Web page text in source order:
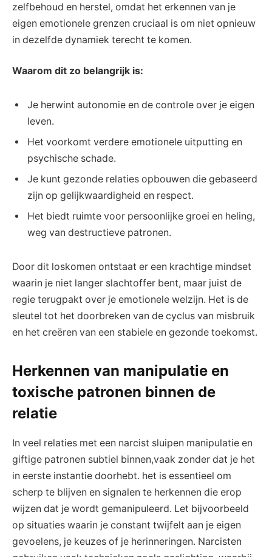
zelfbehoud en herstel, omdat het erkennen van je
eigen emotionele grenzen cruciaal is om niet opnieuw
in dezelfde dynamiek terecht te komen.
Waarom dit zo belangrijk is:
Je herwint autonomie en de controle over je eigen
leven.
Het voorkomt verdere emotionele uitputting en
psychische schade.
Je kunt gezonde relaties opbouwen die gebaseerd
zijn op gelijkwaardigheid en respect.
Het biedt ruimte voor persoonlijke groei en heling,
weg van destructieve patronen.
Door dit loskomen ontstaat er een krachtige mindset
waarin je niet langer slachtoffer bent, maar juist de
regie terugpakt over je emotionele welzijn. Het is de
sleutel tot het doorbreken van de cyclus van misbruik
en het creëren van een stabiele en gezonde toekomst.
Herkennen van manipulatie en
toxische patronen binnen de
relatie
In veel relaties met een narcist sluipen manipulatie en
giftige patronen subtiel binnen,vaak zonder dat je het
in eerste instantie doorhebt. het is essentieel om
scherp te blijven en signalen te herkennen die erop
wijzen dat je wordt gemanipuleerd. Let bijvoorbeeld
op situaties waarin je constant twijfelt aan je eigen
gevoelens, je keuzes of je herinneringen. Narcisten